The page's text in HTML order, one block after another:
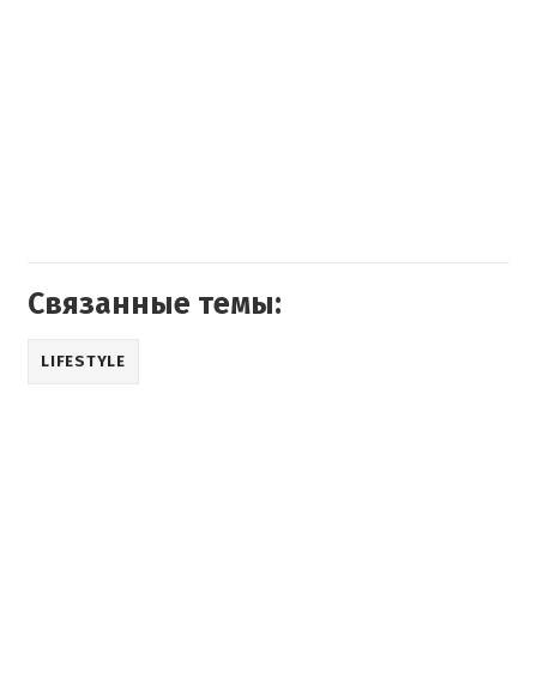
Связанные темы:
LIFESTYLE